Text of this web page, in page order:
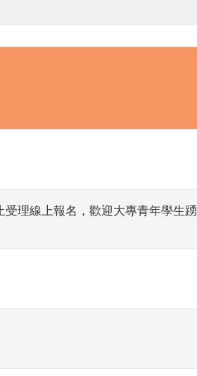
理線上報名，歡迎大專青年學生踴